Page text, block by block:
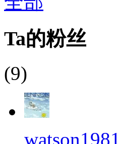
Ta的粉丝
(9)
watson1981